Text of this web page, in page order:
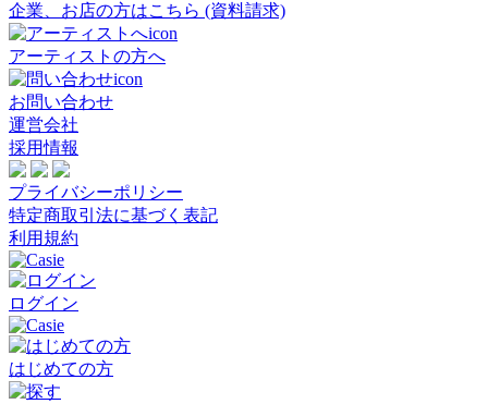
企業、お店の方はこちら (資料請求)
アーティストの方へ
お問い合わせ
運営会社
採用情報
プライバシーポリシー
特定商取引法に基づく表記
利用規約
ログイン
はじめての方